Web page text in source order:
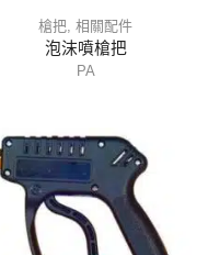
槍把, 相關配件
泡沫噴槍把
PA